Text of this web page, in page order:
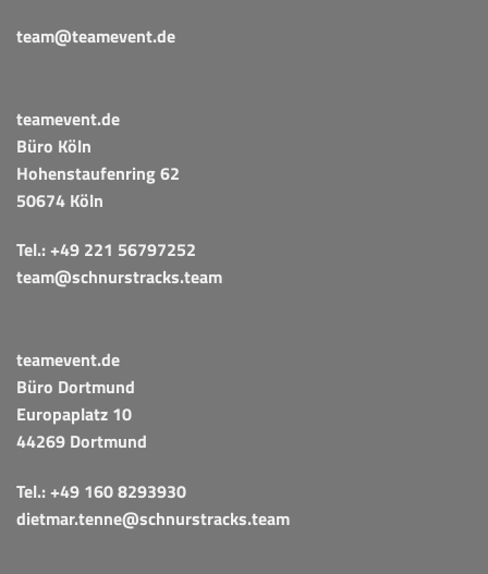
team@teamevent.de
teamevent.de
Büro Köln
Hohenstaufenring 62
50674 Köln
Tel.:+49 221 56797252
team@schnurstracks.team
teamevent.de
Büro Dortmund
Europaplatz 10
44269 Dortmund
Tel.:+49 160 8293930
dietmar.tenne@schnurstracks.team